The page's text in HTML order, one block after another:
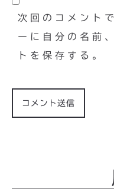
次回のコメント
ーに自分の名前
トを保存する。